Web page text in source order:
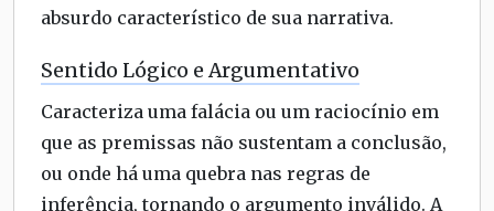
absurdo característico de sua narrativa.
Sentido Lógico e Argumentativo
Caracteriza uma falácia ou um raciocínio em
que as premissas não sustentam a conclusão,
ou onde há uma quebra nas regras de
inferência, tornando o argumento inválido. A